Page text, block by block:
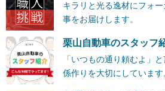
キラリと光る逸材にフォ
事をお届けします。
栗山自動車のスタッフ
「いつもの通り頼むよ」
係作りを大切にしています